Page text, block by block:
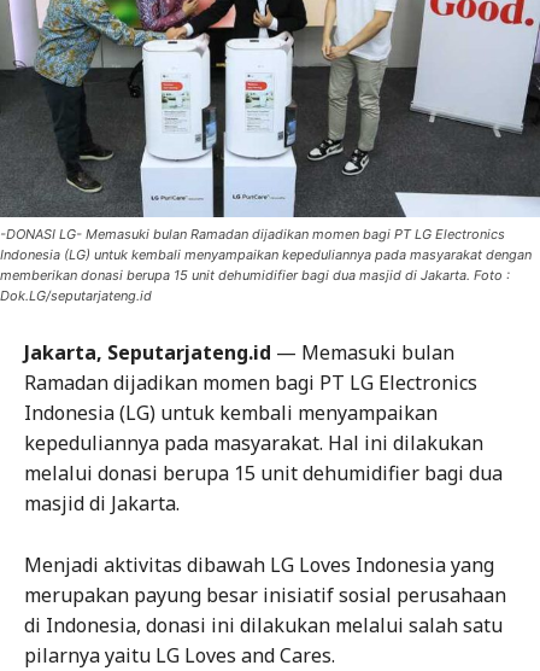
-DONASI LG- Memasuki bulan Ramadan dijadikan momen bagi PT LG Electronics
Indonesia (LG) untuk kembali menyampaikan kepeduliannya pada masyarakat dengan
memberikan donasi berupa 15 unit dehumidifier bagi dua masjid di Jakarta. Foto :
Dok.LG/seputarjateng.id
Jakarta, Seputarjateng.id — Memasuki bulan
Ramadan dijadikan momen bagi PT LG Electronics
Indonesia (LG) untuk kembali menyampaikan
kepeduliannya pada masyarakat. Hal ini dilakukan
melalui donasi berupa 15 unit dehumidifier bagi dua
masjid di Jakarta.
Menjadi aktivitas dibawah LG Loves Indonesia yang
merupakan payung besar inisiatif sosial perusahaan
di Indonesia, donasi ini dilakukan melalui salah satu
pilarnya yaitu LG Loves and Cares.